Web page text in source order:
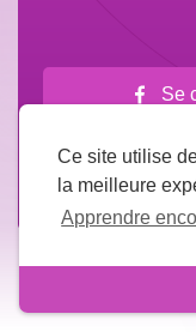
Ce site utilise
la meilleure
Apprendre
Se